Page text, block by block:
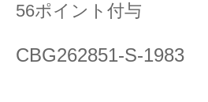
56ポイント付与
CBG262851-S-1983